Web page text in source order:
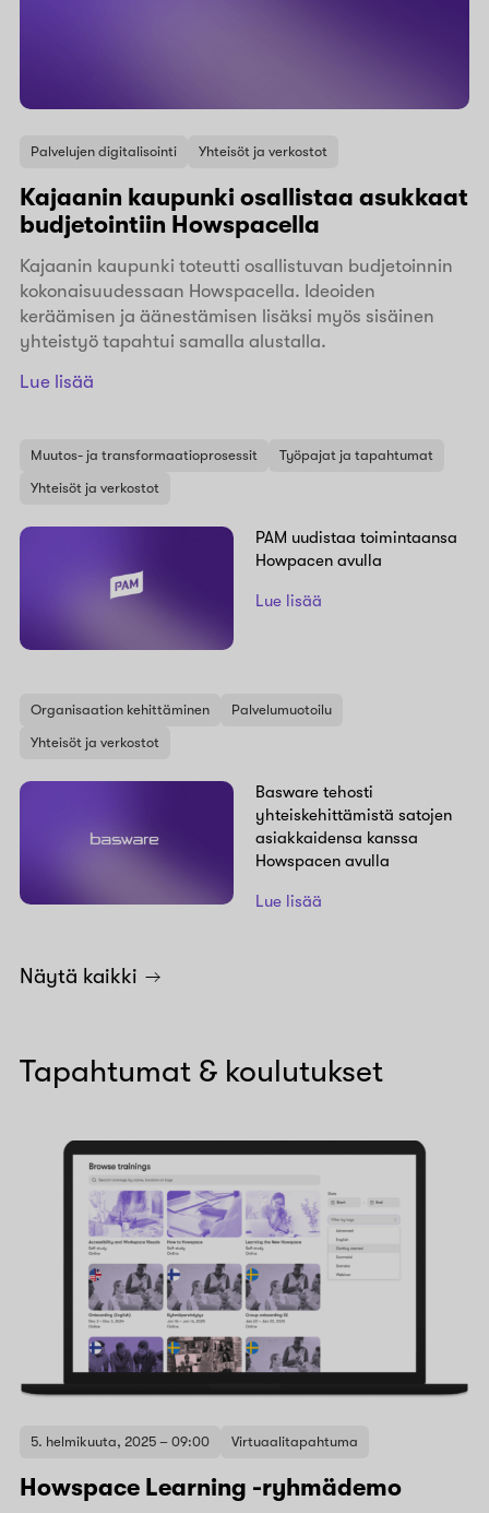
Palvelujen digitalisointi Yhteisöt ja verkostot
Kajaanin kaupunki osallistaa asukkaat
budjetointiin Howspacella
Kajaanin kaupunki toteutti osallistuvan budjetoinnin
kokonaisuudessaan Howspacella. Ideoiden
keräämisen ja äänestämisen lisäksi myös sisäinen
yhteistyö tapahtui samalla alustalla.
Lue lisää
Muutos- ja transformaatioprosessit
Työpajat ja tapahtumat
Yhteisöt ja verkostot
PAM uudistaa toimintaansa
Howpacen avulla
Lue lisää
Organisaation kehittäminen
Palvelumuotoilu
Yhteisöt ja verkostot
Basware tehosti
yhteiskehittämistä satojen
asiakkaidensa kanssa
Howspacen avulla
Lue lisää
Näytä kaikki
Tapahtumat & koulutukset
5. helmikuuta, 2025 – 09:00 Virtuaalitapahtuma
Howspace Learning -ryhmädemo